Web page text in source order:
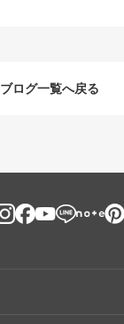
ブログ一覧へ戻る